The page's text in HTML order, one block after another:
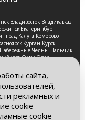
Владивосток Владикавказ
Екатеринбург
Калуга Кемерово
Курган Курск
Набережные Челны Нальчик
Омск Орел
Стерлитамак
Удэ Ульяновск Уфа
Все права
то, что данный
сайта,
рекламных и
cookie
cookie